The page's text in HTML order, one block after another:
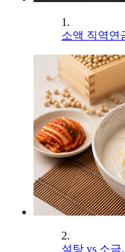
1.
소액 직역연
2.
설탕 vs 소